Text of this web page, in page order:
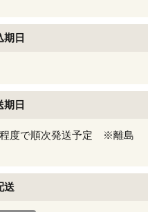
期日
期日
度で順次発送予定 ※離島
送